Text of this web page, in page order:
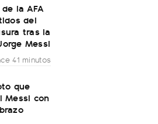
la AFA
del
tras la
Messi
41 minutos
que
Messi con